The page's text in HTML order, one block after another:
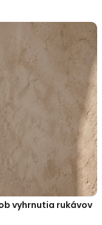
vyhrnutia rukávov